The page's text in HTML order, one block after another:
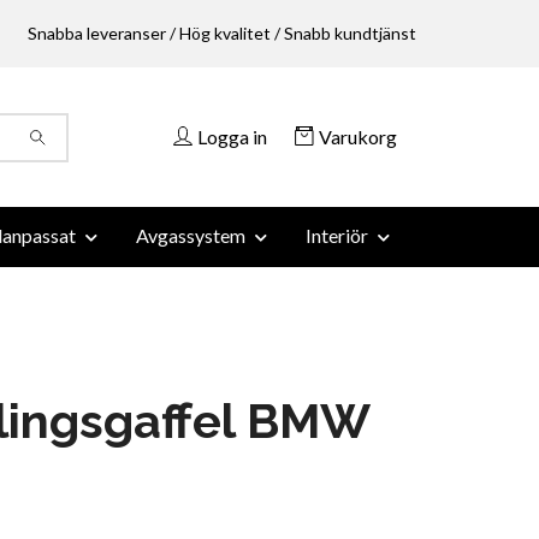
Snabba leveranser / Hög kvalitet / Snabb kundtjänst
Logga in Varukorg
Avgassystem Interiör
BMW